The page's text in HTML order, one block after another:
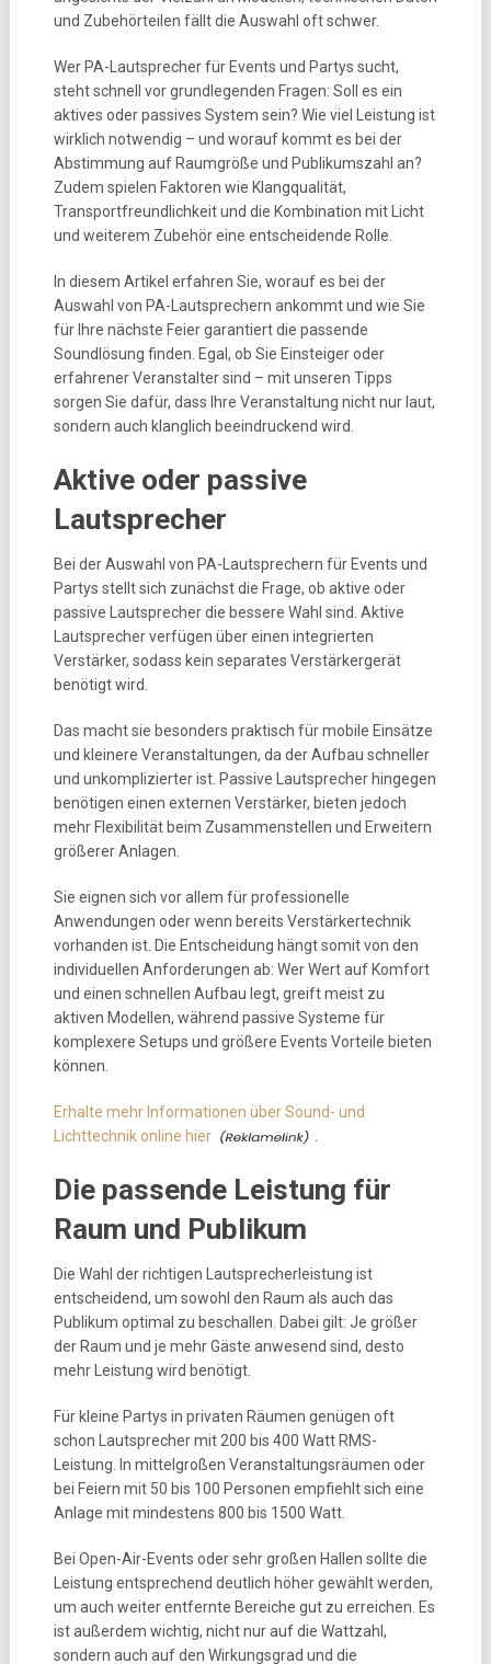
und Zubehörteilen fällt die Auswahl oft schwer.
Wer PA-Lautsprecher für Events und Partys sucht,
steht schnell vor grundlegenden Fragen: Soll es ein
aktives oder passives System sein? Wie viel Leistung ist
wirklich notwendig – und worauf kommt es bei der
Abstimmung auf Raumgröße und Publikumszahl an?
Zudem spielen Faktoren wie Klangqualität,
Transportfreundlichkeit und die Kombination mit Licht
und weiterem Zubehör eine entscheidende Rolle.
In diesem Artikel erfahren Sie, worauf es bei der
Auswahl von PA-Lautsprechern ankommt und wie Sie
für Ihre nächste Feier garantiert die passende
Soundlösung finden. Egal, ob Sie Einsteiger oder
erfahrener Veranstalter sind – mit unseren Tipps
sorgen Sie dafür, dass Ihre Veranstaltung nicht nur laut,
sondern auch klanglich beeindruckend wird.
Aktive oder passive
Lautsprecher
Bei der Auswahl von PA-Lautsprechern für Events und
Partys stellt sich zunächst die Frage, ob aktive oder
passive Lautsprecher die bessere Wahl sind. Aktive
Lautsprecher verfügen über einen integrierten
Verstärker, sodass kein separates Verstärkergerät
benötigt wird.
Das macht sie besonders praktisch für mobile Einsätze
und kleinere Veranstaltungen, da der Aufbau schneller
und unkomplizierter ist. Passive Lautsprecher hingegen
benötigen einen externen Verstärker, bieten jedoch
mehr Flexibilität beim Zusammenstellen und Erweitern
größerer Anlagen.
Sie eignen sich vor allem für professionelle
Anwendungen oder wenn bereits Verstärkertechnik
vorhanden ist. Die Entscheidung hängt somit von den
individuellen Anforderungen ab: Wer Wert auf Komfort
und einen schnellen Aufbau legt, greift meist zu
aktiven Modellen, während passive Systeme für
komplexere Setups und größere Events Vorteile bieten
können.
Erhalte mehr Informationen über Sound- und
Lichttechnik online hier
Die passende Leistung für
Raum und Publikum
Die Wahl der richtigen Lautsprecherleistung ist
entscheidend, um sowohl den Raum als auch das
Publikum optimal zu beschallen. Dabei gilt: Je größer
der Raum und je mehr Gäste anwesend sind, desto
mehr Leistung wird benötigt.
Für kleine Partys in privaten Räumen genügen oft
schon Lautsprecher mit 200 bis 400 Watt RMS-
Leistung. In mittelgroßen Veranstaltungsräumen oder
bei Feiern mit 50 bis 100 Personen empfiehlt sich eine
Anlage mit mindestens 800 bis 1500 Watt.
Bei Open-Air-Events oder sehr großen Hallen sollte die
Leistung entsprechend deutlich höher gewählt werden,
um auch weiter entfernte Bereiche gut zu erreichen. Es
ist außerdem wichtig, nicht nur auf die Wattzahl,
sondern auch auf den Wirkungsgrad und die